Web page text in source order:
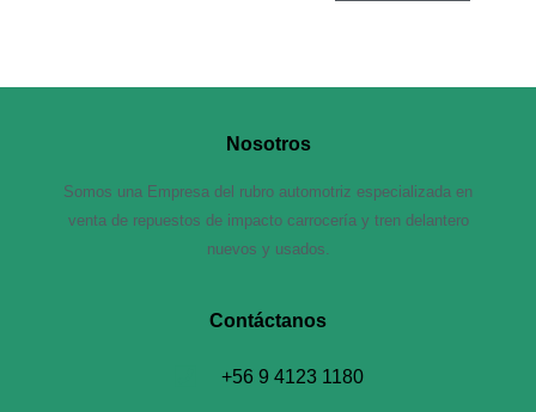
Nosotros
Somos una Empresa del rubro automotriz especializada en
venta de repuestos de impacto carrocería y tren delantero
nuevos y usados.
Contáctanos​
+56 9 4123 1180